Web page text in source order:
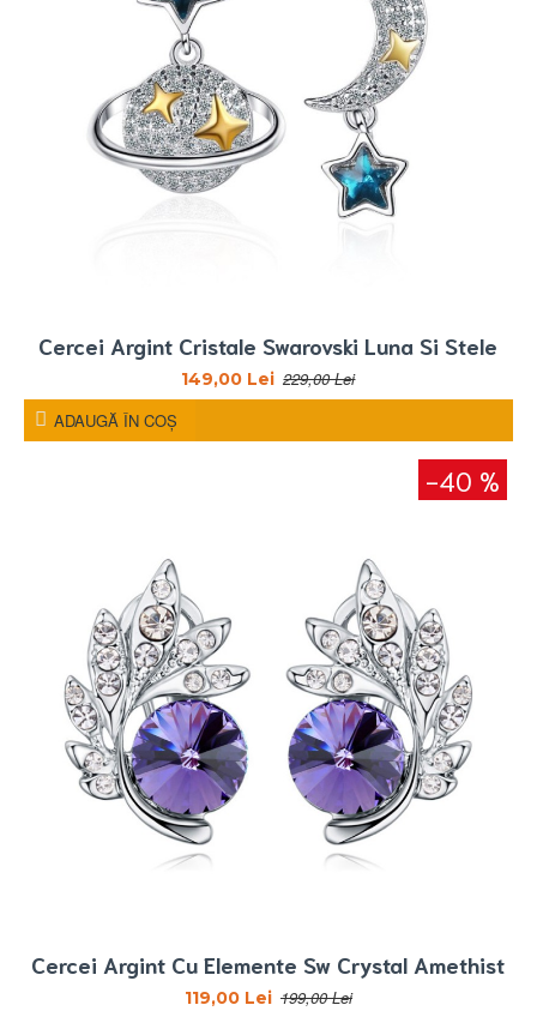
Cercei Argint Cristale Swarovski Luna Si Stele
149,00 Lei 229,00 Lei
ADAUGĂ ÎN COŞ
-40 %
Cercei Argint Cu Elemente Sw Crystal Amethist
119,00 Lei 199,00 Lei